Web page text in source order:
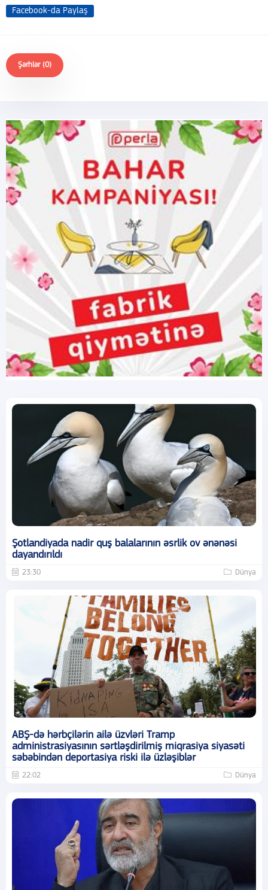
Facebook-da Paylaş
Şərhlər (0)
Şotlandiyada nadir quş balalarının əsrlik ov ənənəsi
dayandırıldı
23:30 Dünya
ABŞ-də hərbçilərin ailə üzvləri Tramp
administrasiyasının sərtləşdirilmiş miqrasiya siyasəti
səbəbindən deportasiya riski ilə üzləşiblər
22:02 Dünya